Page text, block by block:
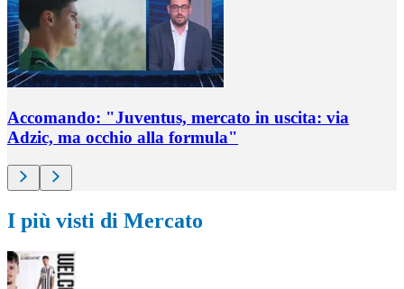
Accomando: "Juventus, mercato in uscita: via
Adzic, ma occhio alla formula"
I più visti di Mercato